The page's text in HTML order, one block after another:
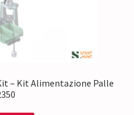
– Kit Alimentazione Palle